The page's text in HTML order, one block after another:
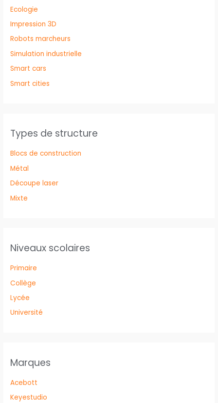
Ecologie
Impression 3D
Robots marcheurs
Simulation industrielle
Smart cars
Smart cities
Types de structure
Blocs de construction
Métal
Découpe laser
Mixte
Niveaux scolaires
Primaire
Collège
Lycée
Université
Marques
Acebott
Keyestudio